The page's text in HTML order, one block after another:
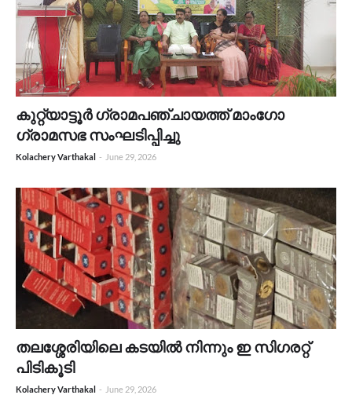
കുറ്റ്യാട്ടൂർ ഗ്രാമപഞ്ചായത്ത് മാംഗോ
ഗ്രാമസഭ സംഘടിപ്പിച്ചു
Kolachery Varthakal - June 29, 2026
തലശ്ശേരിയിലെ കടയിൽ നിന്നും ഇ സിഗരറ്റ്
പിടികൂടി
Kolachery Varthakal - June 29, 2026